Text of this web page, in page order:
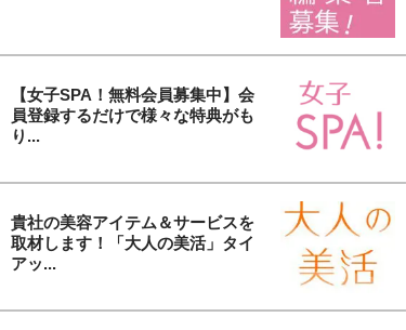
【女子SPA！無料会員募集中】会
員登録するだけで様々な特典がも
り...
貴社の美容アイテム＆サービスを
取材します！「大人の美活」タイ
アッ...